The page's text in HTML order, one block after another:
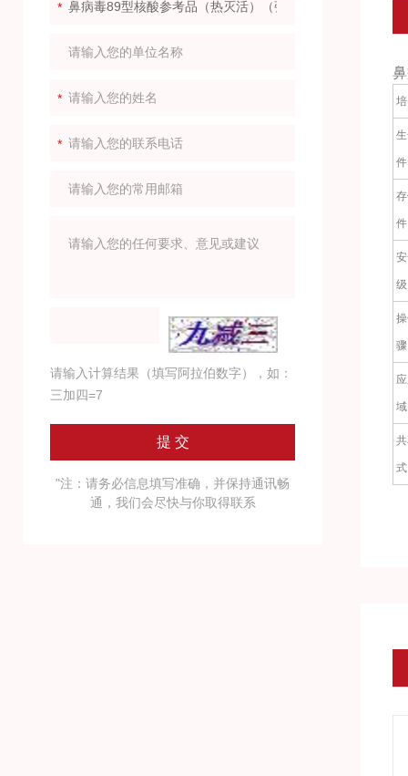
件
件
级
骤
域
式
请输入计算结果（填写阿拉伯数字），如：
三加四=7
"注：请务必信息填写准确，并保持通讯畅
通，我们会尽快与你取得联系